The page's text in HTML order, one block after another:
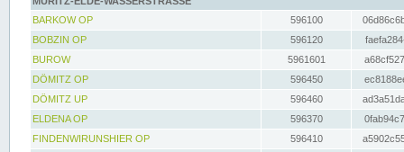
BARKOW OP
596100
BOBZIN OP
596120
BUROW
5961601
DÖMITZ OP
596450
DÖMITZ UP
596460
ELDENA OP
596370
FINDENWIRUNSHIER OP
596410